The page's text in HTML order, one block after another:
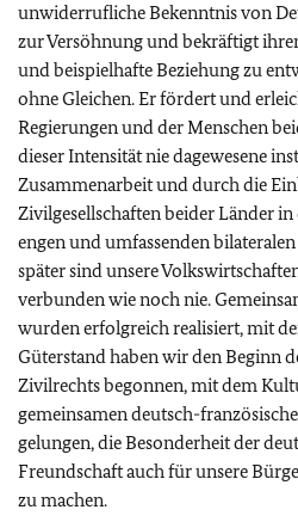
unwiderrufliche Bekenntnis von
zur Versöhnung und bekräftigt
und beispielhafte Beziehung zu
ohne Gleichen. Er fördert und
Regierungen und der Menschen
dieser Intensität nie dagewesene
Zusammenarbeit und durch die
Zivilgesellschaften beider Länder in
engen und umfassenden
später sind unsere
verbunden wie noch nie.
wurden erfolgreich realisiert, mit
Güterstand haben wir den Beginn
Zivilrechts begonnen, mit dem
gemeinsamen deutsch-
gelungen, die Besonderheit der
Freundschaft auch für unsere
zu machen.